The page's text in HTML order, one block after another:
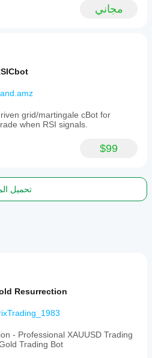
مجاني
grid/martingale cBot for
when RSI signals.
$99
تحميل
Resurrection
- Professional XAUUSD Trading
Trading Bot